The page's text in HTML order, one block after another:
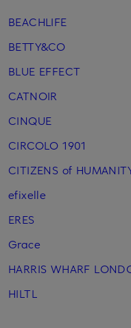
BEACHLIFE
BETTY&CO
BLUE EFFECT
CATNOIR
CINQUE
CIRCOLO 1901
CITIZENS of
efixelle
ERES
Grace
HARRIS WHARF
HILTL